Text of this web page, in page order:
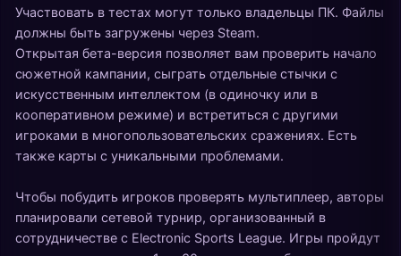
Участвовать в тестах могут только владельцы ПК. Файлы
должны быть загружены через Steam.
Открытая бета-версия позволяет вам проверить начало
сюжетной кампании, сыграть отдельные стычки с
искусственным интеллектом (в одиночку или в
кооперативном режиме) и встретиться с другими
игроками в многопользовательских сражениях. Есть
также карты с уникальными проблемами.
Чтобы побудить игроков проверять мультиплеер, авторы
планировали сетевой турнир, организованный в
сотрудничестве с Electronic Sports League. Игры пройдут